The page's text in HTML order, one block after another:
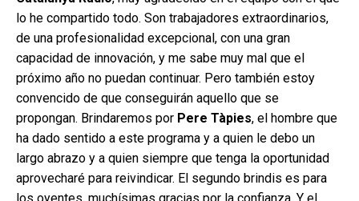
lo he compartido todo. Son trabajadores extraordinarios,
de una profesionalidad excepcional, con una gran
capacidad de innovación, y me sabe muy mal que el
próximo año no puedan continuar. Pero también estoy
convencido de que conseguirán aquello que se
propongan. Brindaremos por Pere Tàpies, el hombre que
ha dado sentido a este programa y a quien le debo un
largo abrazo y a quien siempre que tenga la oportunidad
aprovecharé para reivindicar. El segundo brindis es para